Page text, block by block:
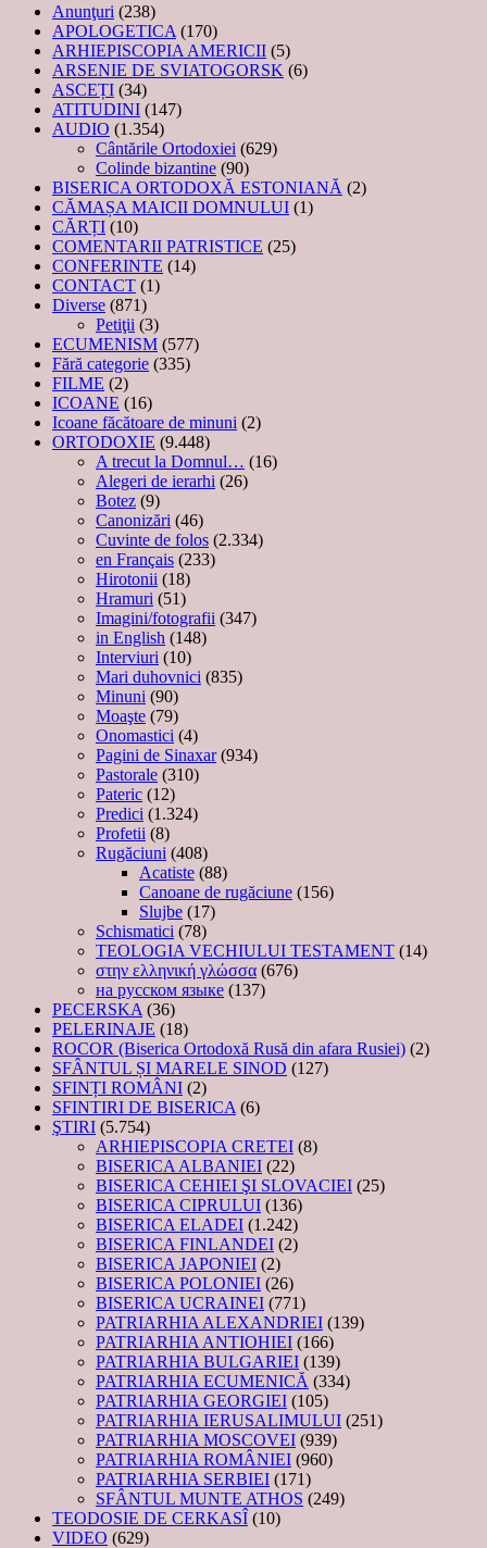
Anunţuri (238)
APOLOGETICA (170)
ARHIEPISCOPIA AMERICII (5)
ARSENIE DE SVIATOGORSK (6)
ASCEȚI (34)
ATITUDINI (147)
AUDIO (1.354)
Cântările Ortodoxiei (629)
Colinde bizantine (90)
BISERICA ORTODOXĂ ESTONIANĂ (2)
CĂMAȘA MAICII DOMNULUI (1)
CĂRȚI (10)
COMENTARII PATRISTICE (25)
CONFERINTE (14)
CONTACT (1)
Diverse (871)
Petiţii (3)
ECUMENISM (577)
Fără categorie (335)
FILME (2)
ICOANE (16)
Icoane făcătoare de minuni (2)
ORTODOXIE (9.448)
A trecut la Domnul… (16)
Alegeri de ierarhi (26)
Botez (9)
Canonizări (46)
Cuvinte de folos (2.334)
en Français (233)
Hirotonii (18)
Hramuri (51)
Imagini/fotografii (347)
in English (148)
Interviuri (10)
Mari duhovnici (835)
Minuni (90)
Moaşte (79)
Onomastici (4)
Pagini de Sinaxar(934)
Pastorale (310)
Pateric (12)
Predici (1.324)
Profetii (8)
Rugăciuni (408)
Acatiste (88)
Canoane de rugăciune (156)
Slujbe (17)
Schismatici (78)
TEOLOGIA VECHIULUI TESTAMENT (14)
στην ελληνική γλώσσα (676)
на русском языке (137)
PECERSKA (36)
PELERINAJE (18)
ROCOR (Biserica Ortodoxă Rusă din afara Rusiei) (2)
SFÂNTUL ȘI MARELE SINOD (127)
SFINȚI ROMÂNI (2)
SFINTIRI DE BISERICA (6)
ŞTIRI (5.754)
ARHIEPISCOPIA CRETEI (8)
BISERICA ALBANIEI (22)
BISERICA CEHIEI ŞI SLOVACIEI (25)
BISERICA CIPRULUI (136)
BISERICA ELADEI (1.242)
BISERICA FINLANDEI (2)
BISERICA JAPONIEI (2)
BISERICA POLONIEI (26)
BISERICA UCRAINEI (771)
PATRIARHIA ALEXANDRIEI (139)
PATRIARHIA ANTIOHIEI (166)
PATRIARHIA BULGARIEI (139)
PATRIARHIA ECUMENICĂ (334)
PATRIARHIA GEORGIEI (105)
PATRIARHIA IERUSALIMULUI (251)
PATRIARHIA MOSCOVEI (939)
PATRIARHIA ROMÂNIEI (960)
PATRIARHIA SERBIEI (171)
SFÂNTUL MUNTE ATHOS (249)
TEODOSIE DE CERKASÎ (10)
VIDEO (629)